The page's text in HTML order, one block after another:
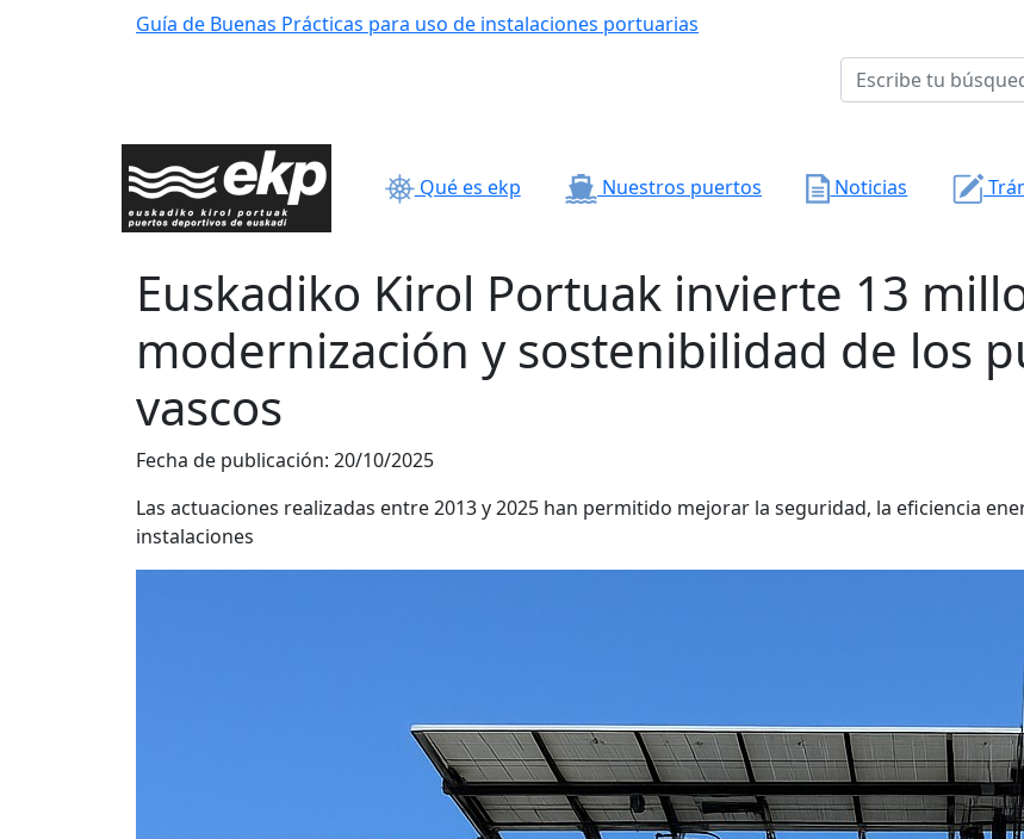
Guía de Buenas Prácticas para uso de instalaciones portuarias
Qué es ekp Nuestros puertos Noticias
Euskadiko Kirol Portuak invierte 13
modernización y sostenibilidad de los
vascos
Fecha de publicación: 20/10/2025
Las actuaciones realizadas entre 2013 y 2025 han permitido mejorar la seguridad, la eficiencia
instalaciones